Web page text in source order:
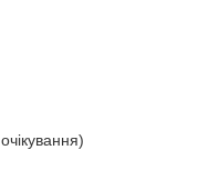
очікування)